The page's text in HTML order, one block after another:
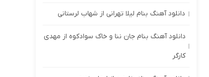
دانلود آهنگ بنام لیلا تهرانی از شهاب لرستانی
دانلود آهنگ بنام جان ننا و خاک سوادکوه از مهدی
کارگر